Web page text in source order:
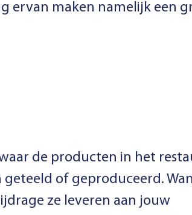
ervan maken namelijk een
de producten in het
of geproduceerd.
ze leveren aan jouw